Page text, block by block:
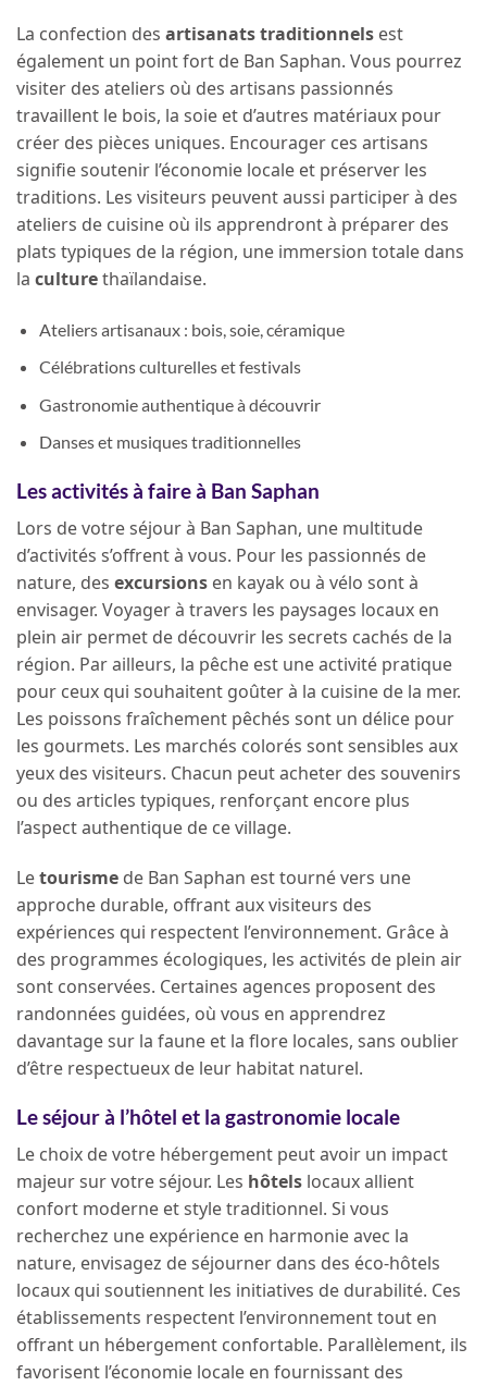
La confection des artisanats traditionnels est
également un point fort de Ban Saphan. Vous pourrez
visiter des ateliers où des artisans passionnés
travaillent le bois, la soie et d’autres matériaux pour
créer des pièces uniques. Encourager ces artisans
signifie soutenir l’économie locale et préserver les
traditions. Les visiteurs peuvent aussi participer à des
ateliers de cuisine où ils apprendront à préparer des
plats typiques de la région, une immersion totale dans
la culturethaïlandaise.
Ateliers artisanaux : bois, soie, céramique
Célébrations culturelles et festivals
Gastronomie authentique à découvrir
Danses et musiques traditionnelles
Les activités à faire à Ban Saphan
Lors de votre séjour à Ban Saphan, une multitude
d’activités s’offrent à vous. Pour les passionnés de
nature, des excursions en kayak ou à vélo sont à
envisager. Voyager à travers les paysages locaux en
plein air permet de découvrir les secrets cachés de la
région. Par ailleurs, la pêche est une activité pratique
pour ceux qui souhaitent goûter à la cuisine de la mer.
Les poissons fraîchement pêchés sont un délice pour
les gourmets. Les marchés colorés sont sensibles aux
yeux des visiteurs. Chacun peut acheter des souvenirs
ou des articles typiques, renforçant encore plus
l’aspect authentique de ce village.
Letourisme de Ban Saphan est tourné vers une
approche durable, offrant aux visiteurs des
expériences qui respectent l’environnement. Grâce à
des programmes écologiques, les activités de plein air
sont conservées. Certaines agences proposent des
randonnées guidées, où vous en apprendrez
davantage sur la faune et la flore locales, sans oublier
d’être respectueux de leur habitat naturel.
Le séjour à l’hôtel et la gastronomie locale
Le choix de votre hébergement peut avoir un impact
majeur sur votre séjour. Les hôtels locaux allient
confort moderne et style traditionnel. Si vous
recherchez une expérience en harmonie avec la
nature, envisagez de séjourner dans des éco-hôtels
locaux qui soutiennent les initiatives de durabilité. Ces
établissements respectent l’environnement tout en
offrant un hébergement confortable. Parallèlement, ils
favorisent l’économie locale en fournissant des